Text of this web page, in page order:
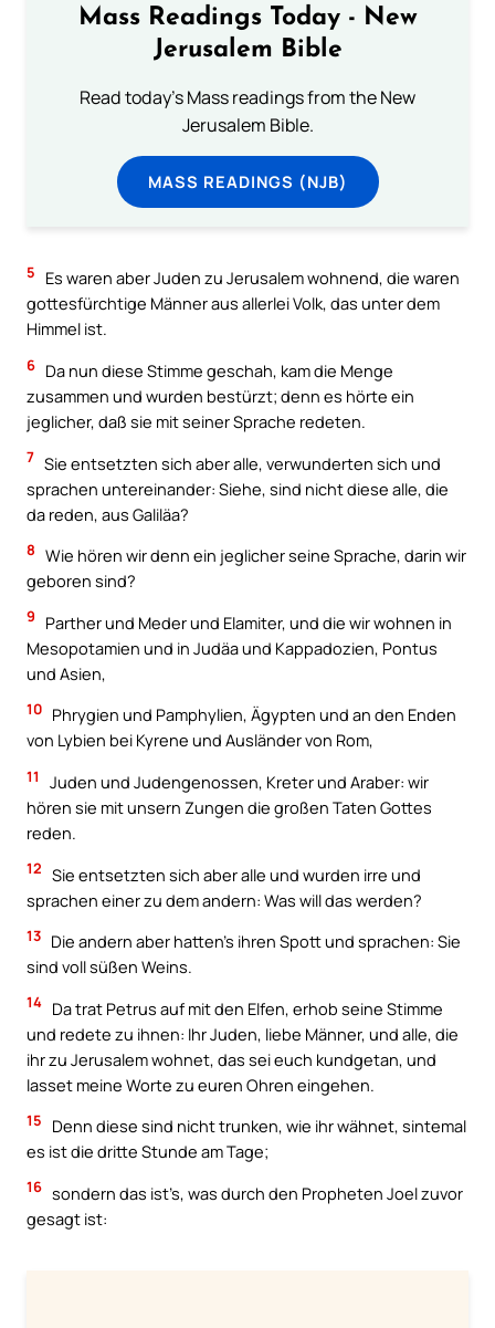
Mass Readings Today - New
Jerusalem Bible
Read today's Mass readings from the New
Jerusalem Bible.
MASS READINGS (NJB)
5
Es waren aber Juden zu Jerusalem wohnend, die waren
gottesfürchtige Männer aus allerlei Volk, das unter dem
Himmel ist.
6 Da nun diese Stimme geschah, kam die Menge
zusammen und wurden bestürzt; denn es hörte ein
jeglicher, daß sie mit seiner Sprache redeten.
7 Sie entsetzten sich aber alle, verwunderten sich und
sprachen untereinander: Siehe, sind nicht diese alle, die
da reden, aus Galiläa?
8 Wie hören wir denn ein jeglicher seine Sprache, darin wir
geboren sind?
9
Parther und Meder und Elamiter, und die wir wohnen in
Mesopotamien und in Judäa und Kappadozien, Pontus
und Asien,
10 Phrygien und Pamphylien, Ägypten und an den Enden
von Lybien bei Kyrene und Ausländer von Rom,
11
Juden und Judengenossen, Kreter und Araber: wir
hören sie mit unsern Zungen die großen Taten Gottes
reden.
12 Sie entsetzten sich aber alle und wurden irre und
sprachen einer zu dem andern: Was will das werden?
13 Die andern aber hatten’s ihren Spott und sprachen: Sie
sind voll süßen Weins.
14 Da trat Petrus auf mit den Elfen, erhob seine Stimme
und redete zu ihnen: Ihr Juden, liebe Männer, und alle, die
ihr zu Jerusalem wohnet, das sei euch kundgetan, und
lasset meine Worte zu euren Ohren eingehen.
15
Denn diese sind nicht trunken, wie ihr wähnet, sintemal
es ist die dritte Stunde am Tage;
16 sondern das ist’s, was durch den Propheten Joel zuvor
gesagt ist: